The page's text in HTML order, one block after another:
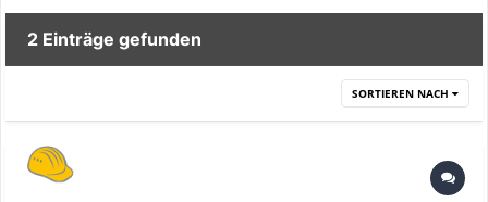
2 Einträge gefunden
SORTIEREN NACH